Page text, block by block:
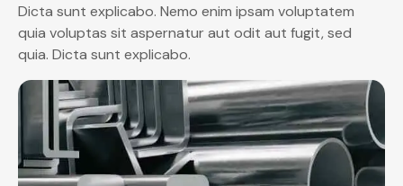
Dicta sunt explicabo. Nemo enim ipsam voluptatem
quia voluptas sit aspernatur aut odit aut fugit, sed
quia. Dicta sunt explicabo.